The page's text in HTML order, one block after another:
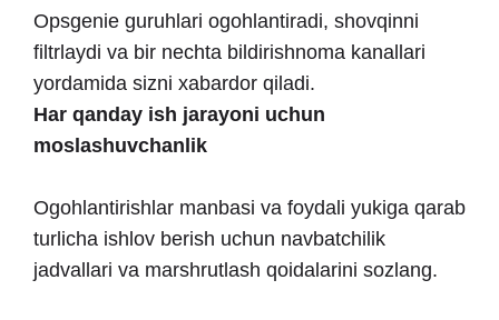
Opsgenie guruhlari ogohlantiradi, shovqinni
filtrlaydi va bir nechta bildirishnoma kanallari
yordamida sizni xabardor qiladi.
Har qanday ish jarayoni uchun
moslashuvchanlik
Ogohlantirishlar manbasi va foydali yukiga qarab
turlicha ishlov berish uchun navbatchilik
jadvallari va marshrutlash qoidalarini sozlang.